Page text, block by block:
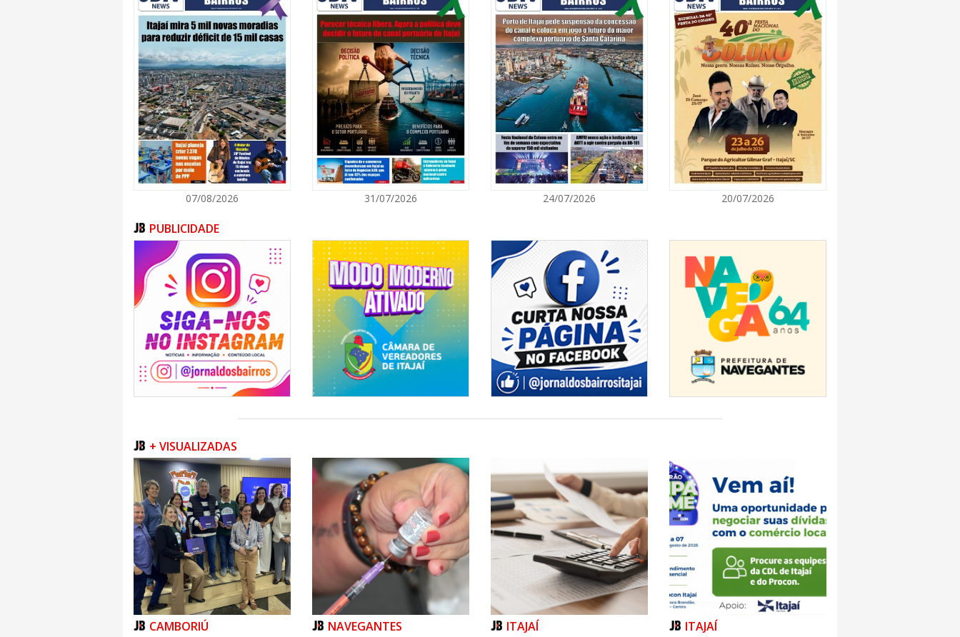
08/08/2026 | 07:00
8º Capoezade promove semana de oficinas gratuitas e
atividades culturais em Itajaí
GERAL
08/08/2026 | 07:00
Univali e Câmara de Vereadores de Itajaí reúnem
especialistas para discutir políticas públicas e inovação
BALNEÁRIO CAMBORIÚ
08/08/2026 | 07:00
BALNEÁRIO CAMBORIÚ
08/08/2026 | 07:00
Setor judicial de medicamentos de BC estará fechado nos
dias 10 e 11 de agosto para realização de inventário
07/08/2026 31/07/2026 24/07/2026 20/07/2026
PUBLICIDADE
+ VISUALIZADAS
CAMBORIÚ NAVEGANTES ITAJAÍ ITAJAÍ